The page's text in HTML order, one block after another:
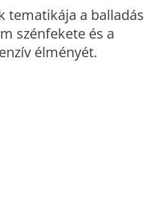
tematikája a balladás
szénfekete és a
élményét.